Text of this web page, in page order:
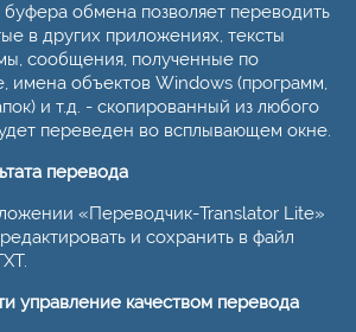
обмена позволяет переводить
в других приложениях, тексты
сообщения, полученные по
имена объектов Windows (программ,
и т.д. - скопированный из любого
переведен во всплывающем окне.
перевода
«Переводчик-Translator Lite»
и сохранить в файл
управление качеством перевода